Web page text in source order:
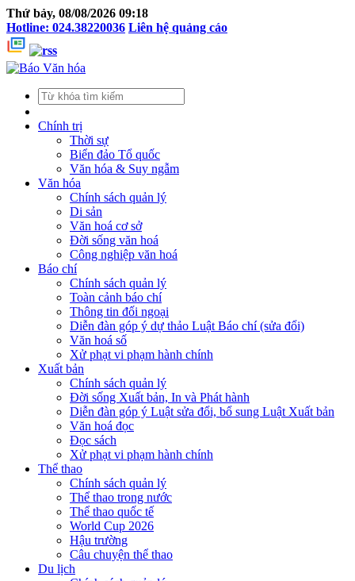
Thứ bảy, 08/08/2026 09:18
Hotline: 024.38220036 Liên hệ quảng cáo
Chính trị
Thời sự
Biển đảo Tổ quốc
Văn hóa & Suy ngẫm
Văn hóa
Chính sách quản lý
Di sản
Văn hoá cơ sở
Đời sống văn hoá
Công nghiệp văn hoá
Báo chí
Chính sách quản lý
Toàn cảnh báo chí
Thông tin đối ngoại
Diễn đàn góp ý dự thảo Luật Báo chí (sửa đổi)
Văn hoá số
Xử phạt vi phạm hành chính
Xuất bản
Chính sách quản lý
Đời sống Xuất bản, In và Phát hành
Diễn đàn góp ý Luật sửa đổi, bổ sung Luật Xuất bản
Văn hoá đọc
Đọc sách
Xử phạt vi phạm hành chính
Thể thao
Chính sách quản lý
Thể thao trong nước
Thể thao quốc tế
World Cup 2026
Hậu trường
Câu chuyện thể thao
Du lịch